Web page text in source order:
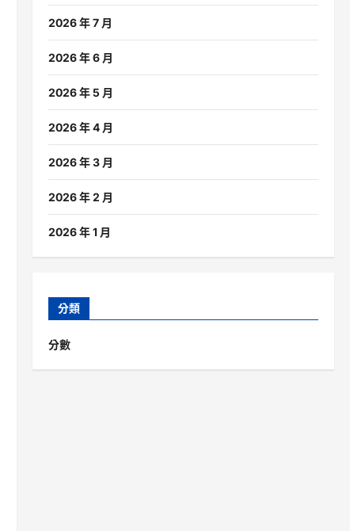
2026 年 7 月
2026 年 6 月
2026 年 5 月
2026 年 4 月
2026 年 3 月
2026 年 2 月
2026 年 1 月
分類
分數